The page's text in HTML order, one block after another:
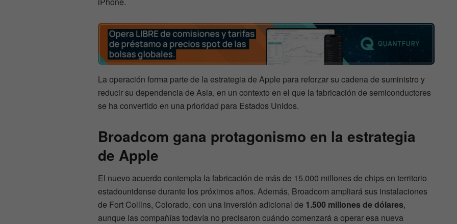
La operación forma parte de la estrategia de Apple para reforzar su cadena de suministro y
reducir su dependencia de Asia, en un contexto en el que la fabricación de semiconductores
se ha convertido en una prioridad para Estados Unidos.
Broadcom gana protagonismo en la estrategia
de Apple
El nuevo acuerdo contempla la fabricación de más de 15.000 millones de chips en territorio
estadounidense durante los próximos años. Además, Broadcom ampliará sus instalaciones
de Fort Collins, Colorado, con una inversión adicional de 1.500 millones de dólares,
aunque las compañías todavía no precisaron cuándo comenzará a operar esa nueva